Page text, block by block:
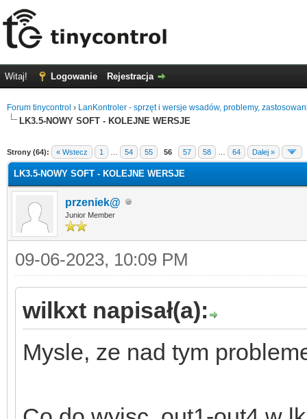
Witaj! Logowanie Rejestracja
Forum tinycontrol › LanKontroler - sprzęt i wersje wsadów, problemy,
LK3.5-NOWY SOFT - KOLEJNE WERSJE
Strony (64): « Wstecz 1 54 55 56 57 58 64 Dalej »
LK3.5-NOWY SOFT - KOLEJNE WERSJE
przeniek@
Junior Member
09-06-2023, 10:09 PM
wilkxt napisał(a):
Mysle, ze nad tym